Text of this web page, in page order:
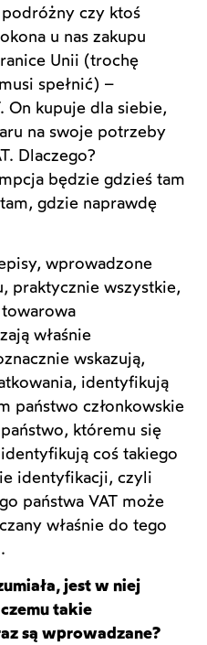
czy ktoś
u nas zakupu
Unii (trochę
spełnić) –
On kupuje dla siebie,
na swoje potrzeby
Dlaczego?
będzie gdzieś tam
gdzie naprawdę
wprowadzone
praktycznie wszystkie,
właśnie
wskazują,
identyfikują
państwo członkowskie
któremu się
coś takiego
identyfikacji, czyli
państwa VAT może
właśnie do tego
jest w niej
takie
są wprowadzane?